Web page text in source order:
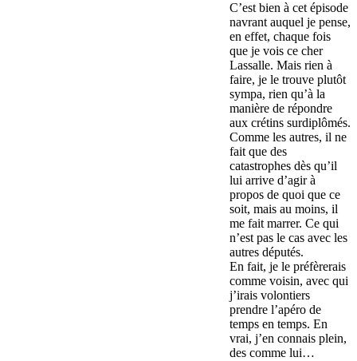
C’est bien à cet épisode
navrant auquel je pense,
en effet, chaque fois
que je vois ce cher
Lassalle. Mais rien à
faire, je le trouve plutôt
sympa, rien qu’à la
manière de répondre
aux crétins surdiplômés.
Comme les autres, il ne
fait que des
catastrophes dès qu’il
lui arrive d’agir à
propos de quoi que ce
soit, mais au moins, il
me fait marrer. Ce qui
n’est pas le cas avec les
autres députés.
En fait, je le préfèrerais
comme voisin, avec qui
j’irais volontiers
prendre l’apéro de
temps en temps. En
vrai, j’en connais plein,
des comme lui…